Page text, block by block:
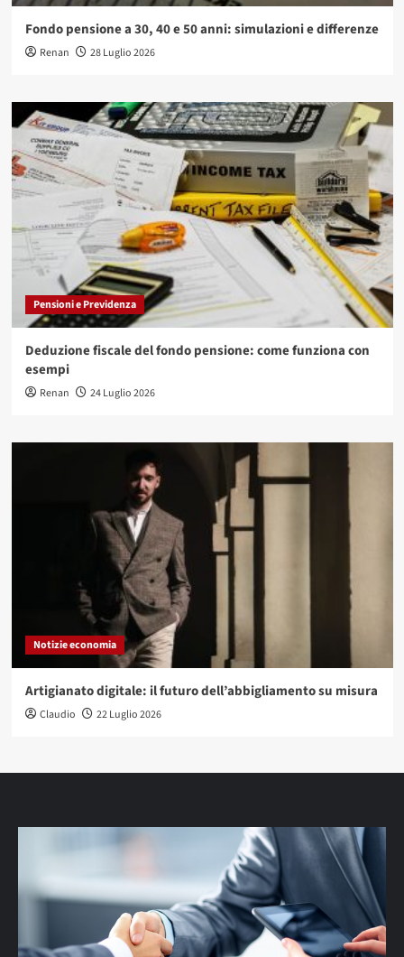
Fondo pensione a 30, 40 e 50 anni: simulazioni e differenze
Renan 28 Luglio 2026
Pensioni e Previdenza
Deduzione fiscale del fondo pensione: come funziona con
esempi
Renan 24 Luglio 2026
Notizie economia
Artigianato digitale: il futuro dell’abbigliamento su misura
Claudio 22 Luglio 2026